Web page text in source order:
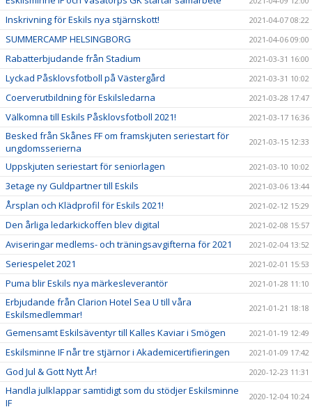
Inskrivning för Eskils nya stjärnskott! 2021-04-07 08:22
SUMMERCAMP HELSINGBORG 2021-04-06 09:00
Rabatterbjudande från Stadium 2021-03-31 16:00
Lyckad Påsklovsfotboll på Västergård 2021-03-31 10:02
Coerverutbildning för Eskilsledarna 2021-03-28 17:47
Välkomna till Eskils Påsklovsfotboll 2021! 2021-03-17 16:36
Besked från Skånes FF om framskjuten seriestart för
ungdomsserierna
2021-03-15 12:33
Uppskjuten seriestart för seniorlagen 2021-03-10 10:02
3etage ny Guldpartner till Eskils 2021-03-06 13:44
Årsplan och Klädprofil för Eskils 2021! 2021-02-12 15:29
Den årliga ledarkickoffen blev digital 2021-02-08 15:57
Aviseringar medlems- och träningsavgifterna för 2021 2021-02-04 13:52
Seriespelet 2021 2021-02-01 15:53
Puma blir Eskils nya märkesleverantör 2021-01-28 11:10
Erbjudande från Clarion Hotel Sea U till våra
Eskilsmedlemmar!
2021-01-21 18:18
Gemensamt Eskilsäventyr till Kalles Kaviar i Smögen 2021-01-19 12:49
Eskilsminne IF når tre stjärnor i Akademicertifieringen 2021-01-09 17:42
God Jul & Gott Nytt År! 2020-12-23 11:31
Handla julklappar samtidigt som du stödjer Eskilsminne
IF
2020-12-04 10:24